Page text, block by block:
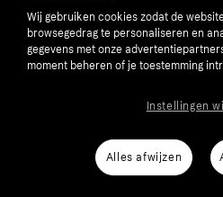
number: 556737-0431
Cookies
Wij gebruiken cookies zodat de
browsegedrag te personaliseren en
gegevens met onze
moment beheren of je toestemming
Alles afwijzen
Instellingen